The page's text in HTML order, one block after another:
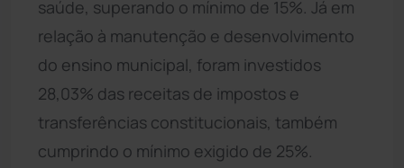
saúde, superando o mínimo de 15%. Já em
relação à manutenção e desenvolvimento
do ensino municipal, foram investidos
28,03% das receitas de impostos e
transferências constitucionais, também
cumprindo o mínimo exigido de 25%.